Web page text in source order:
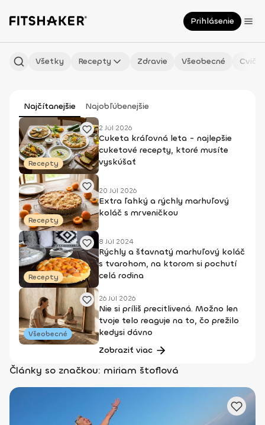
Prihlásenie
Všetky Recepty Zdravie Všeobecné
Najčítanejšie Najobľúbenejšie
Recepty
2 Júl 2026
Cuketa kráľovná leta - najlepšie
cuketové recepty, ktoré musíte
vyskúšať
Recepty
20 Júl 2026
Extra ľahký a rýchly marhuľový
koláč s mrveničkou
Recepty
8 Júl 2024
Rýchly a šťavnatý marhuľový koláč
s tvarohom, na ktorom si pochutí
celá rodina
Všeobecné
26 Júl 2026
Nie si príliš precitlivená. Možno len
tvoje telo reaguje na to, čo prežilo
kedysi dávno
Zobraziť viac
Články so značkou: miriam štoflová